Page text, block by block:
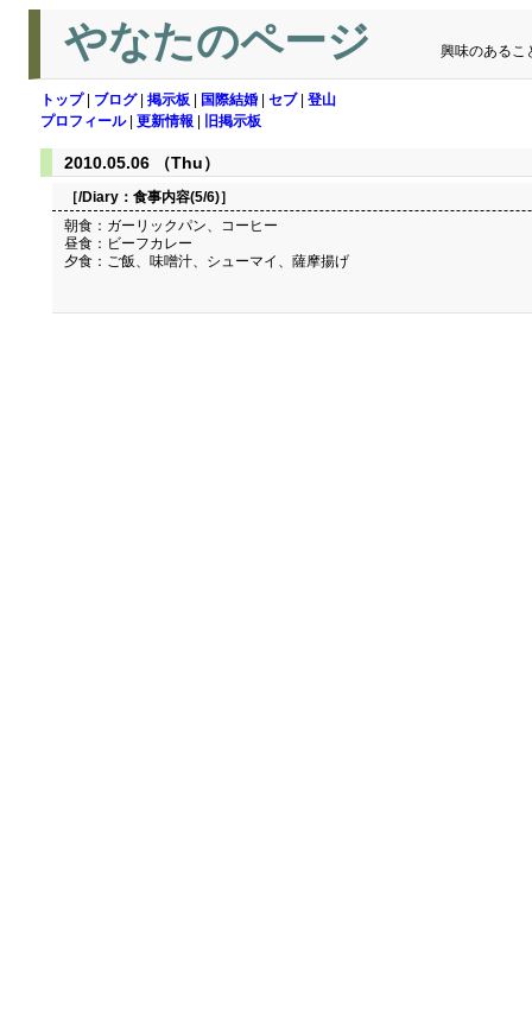
やなたのページ 興味のあるこ
トップ| ブログ| 掲示板 国際結婚 セブ| 登山
プロフィール| 更新情報 旧掲示板
2010.05.06 （Thu）
［/Diary： 食事内容(5/6)］
朝食：ガーリックパン、コーヒー
昼食：ビーフカレー
夕食：ご飯、味噌汁、シューマイ、薩摩揚げ